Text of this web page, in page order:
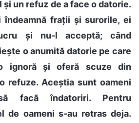
un refuz de a face o datorie.
îndeamnă frații și surorile, ei
și nu-l acceptă; când
o anumită datorie pe care
ignoră și oferă scuze din
refuze. Aceștia sunt oameni
facă îndatoriri. Pentru
de oameni s-au retras deja.